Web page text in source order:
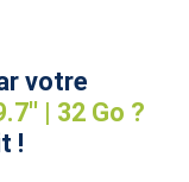
votre
| 32 Go ?
!